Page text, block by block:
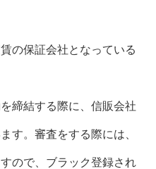
の保証会社となっている
締結する際に、信販会社
す。審査をする際には、
ので、ブラック登録され